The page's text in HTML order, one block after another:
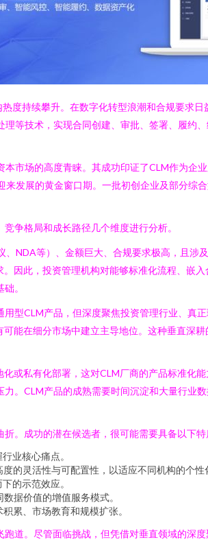
度持续攀升。在数字化转型浪潮和合规要求
等技术，实现合同创建、审批、签署、履约
市场的高度青睐。其成功印证了CLM作为企
发展的黄金窗口期。一批初创企业及部分综
争格局和成长路径几个维度进行分析。
NDA等）、金额巨大、合规要求极高，且涉
因此，投资管理机构对能够标准化流程、嵌
。
型CLM产品，但深度聚焦投资管理行业、真
能在细分市场中建立主导地位。这种垂直深
或私有化部署，这对CLM厂商的产品标准化
。CLM产品的成熟需要时间沉淀和大量行业
。成功的潜在候选者，很可能需要具备以下特
业核心痛点。
的灵活性与可配置性，以适应不同机构的个性
的示范效应。
据价值的增值服务模式。
累、市场教育和规模扩张。
道。尽管面临挑战，但凭借对垂直领域的深